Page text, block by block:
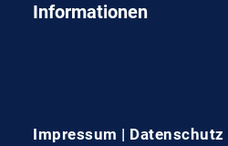
Informationen
Impressum | Datenschutz